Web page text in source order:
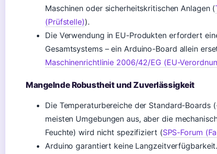
Maschinen oder sicherheitskritischen Anlagen (
(Prüfstelle)).
Die Verwendung in EU-Produkten erfordert
Gesamtsystems – ein Arduino-Board allein
Maschinenrichtlinie 2006/42/EG (EU-
Mangelnde Robustheit und Zuverlässigkeit
Die Temperaturbereiche der Standard-Boards
meisten Umgebungen aus, aber die
Feuchte) wird nicht spezifiziert (SPS-Forum
Arduino garantiert keine